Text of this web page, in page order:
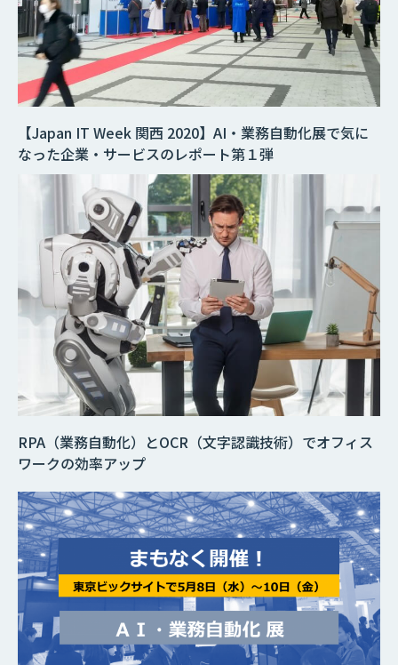
RPA（業務自動化）とOCR（文字認識技術）でオフィス
ワークの効率アップ
【Japan IT Week 関西 2020】AI・業務自動化展で気に
なった企業・サービスのレポート第１弾